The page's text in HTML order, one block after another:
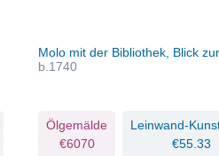
Molo mit der Bibliothek, Blick
b.1740
Ölgemälde
€6070
Leinwand-
€55.33